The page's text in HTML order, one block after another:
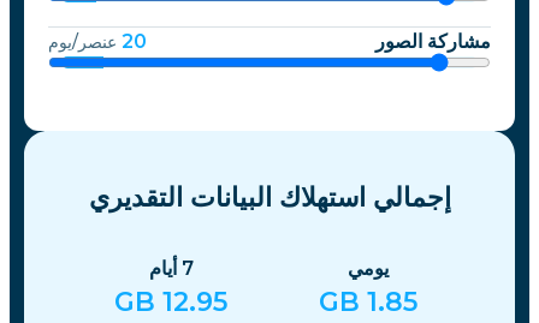
مشاركة الصور 20 عنصر/يوم
إجمالي استهلاك البيانات التقديري
يومي
1.85
7 أيام
12.95